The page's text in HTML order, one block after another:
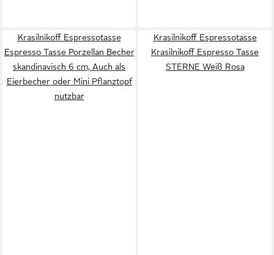
Krasilnikoff Espressotasse
Espresso Tasse Porzellan Becher
skandinavisch 6 cm, Auch als
Eierbecher oder Mini Pflanztopf
nutzbar
Krasilnikoff Espressotasse
Krasilnikoff Espresso Tasse
STERNE Weiß Rosa